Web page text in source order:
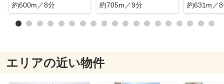
約600m／8分
約705m／9分
約631m／
エリアの近い物件